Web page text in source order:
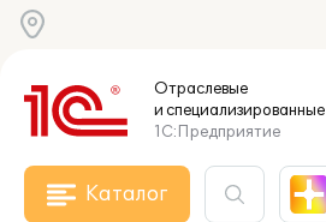
Отраслевые
и специализированные
1С:Предприятие
Каталог